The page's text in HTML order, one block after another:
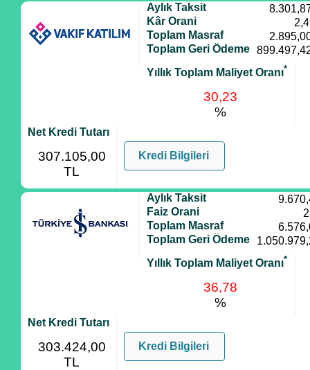
Aylık Taksit
Kâr Orani
Toplam Masraf
Toplam Geri Ödeme
Yıllık Toplam Maliyet Oranı*
30,23
%
Net Kredi Tutarı
307.105,00
TL
Kredi Bilgileri
Aylık Taksit
Faiz Orani
Toplam Masraf
Toplam Geri Ödeme
Yıllık Toplam Maliyet Oranı*
36,78
%
Net Kredi Tutarı
303.424,00
TL
Kredi Bilgileri